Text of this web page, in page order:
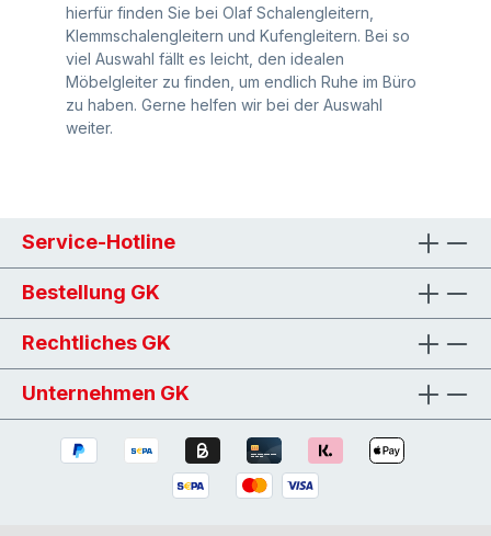
hierfür finden Sie bei Olaf Schalengleitern,
Klemmschalengleitern und Kufengleitern. Bei so
viel Auswahl fällt es leicht, den idealen
Möbelgleiter zu finden, um endlich Ruhe im Büro
zu haben. Gerne helfen wir bei der Auswahl
weiter.
Service-Hotline
Bestellung GK
Rechtliches GK
Unternehmen GK